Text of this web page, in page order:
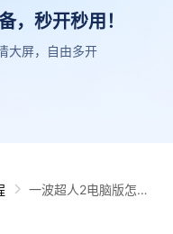
，秒开秒用！
大屏，自由多开
一波超人2电脑版怎么